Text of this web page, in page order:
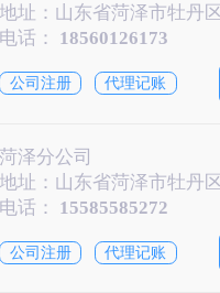
电话： 18560126173
公司注册 代理记账
菏泽分公司
电话： 15585585272
公司注册 代理记账